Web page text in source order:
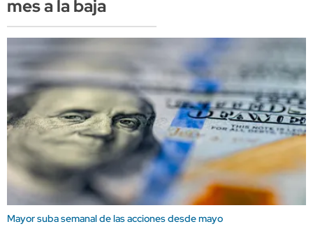
mes a la baja
Mayor suba semanal de las acciones desde mayo